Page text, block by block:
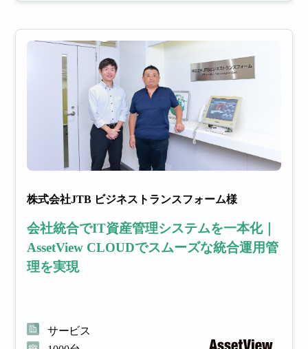
株式会社JTB ビジネストランスフォーム様
会社統合でIT資産管理システムを一本化｜
AssetView CLOUDでスムーズな統合運用管
理を実現
サービス